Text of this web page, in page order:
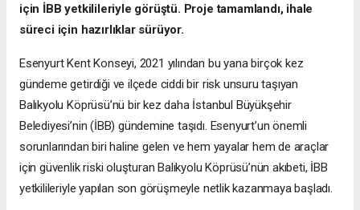
için İBB yetkilileriyle görüştü. Proje tamamlandı, ihale
süreci için hazırlıklar sürüyor.
Esenyurt Kent Konseyi, 2021 yılından bu yana birçok kez
gündeme getirdiği ve ilçede ciddi bir risk unsuru taşıyan
Balıkyolu Köprüsü’nü bir kez daha İstanbul Büyükşehir
Belediyesi’nin (İBB) gündemine taşıdı. Esenyurt’un önemli
sorunlarından biri haline gelen ve hem yayalar hem de araçlar
için güvenlik riski oluşturan Balıkyolu Köprüsü’nün akıbeti, İBB
yetkilileriyle yapılan son görüşmeyle netlik kazanmaya başladı.